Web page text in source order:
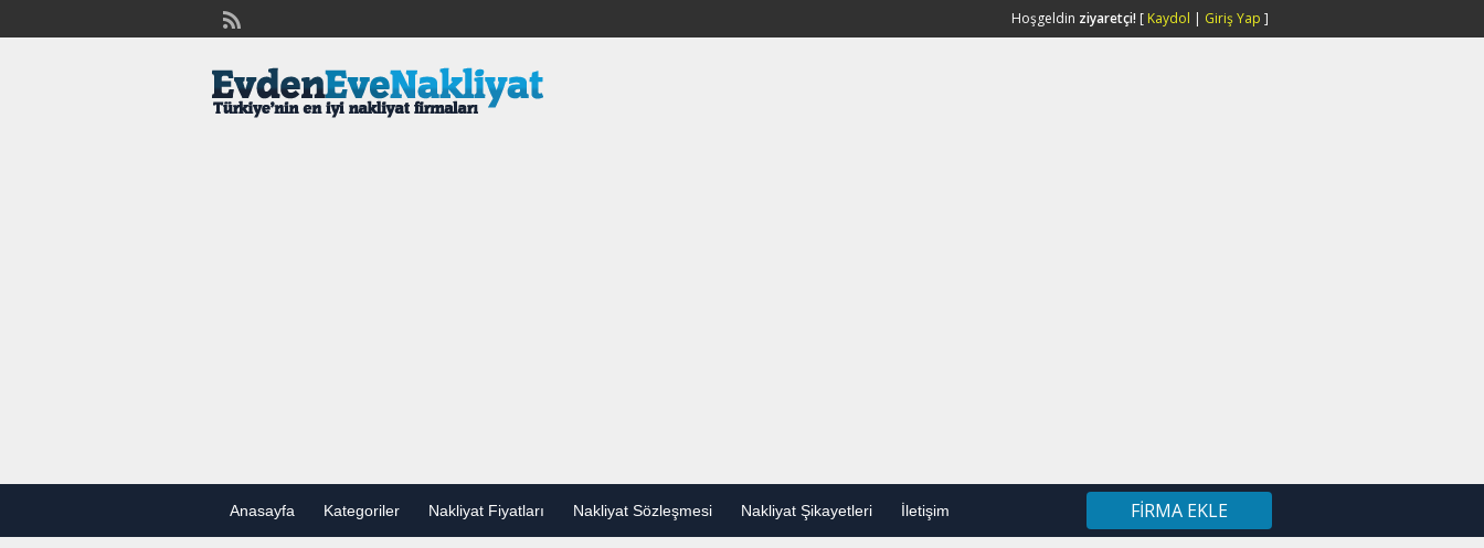
Hoşgeldin ziyaretçi! [ Kaydol | Giriş Yap ]
Anasayfa Kategoriler Nakliyat Fiyatları Nakliyat Sözleşmesi Nakliyat Şikayetleri İletişim FIRMA EKLE